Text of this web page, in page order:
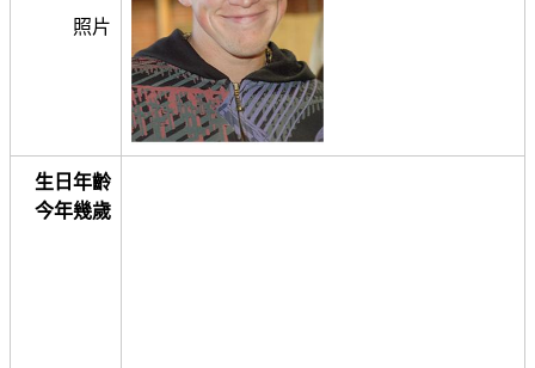
照片
生日年齡
今年幾歲